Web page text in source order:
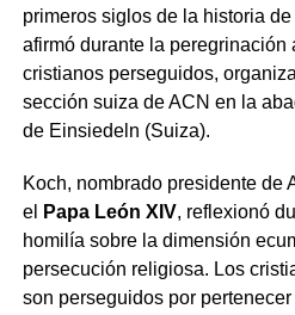
primeros siglos de la historia
afirmó durante la peregrinación
cristianos perseguidos,
sección suiza de ACN en la
de Einsiedeln (Suiza).
Koch, nombrado presidente de
el
Papa León XIV, reflexionó
homilía sobre la dimensión
persecución religiosa. Los
son perseguidos por pertenecer